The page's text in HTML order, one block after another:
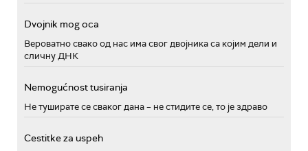
Dvojnik mog oca
Вероватно свако од нас има свог двојника са којим дели и
сличну ДНК
Nemogućnost tusiranja
Не туширате се сваког дана – не стидите се, то је здраво
Cestitke za uspeh